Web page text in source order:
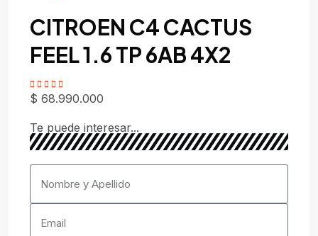
CITROEN C4 CACTUS
FEEL 1.6 TP 6AB 4X2
Valorado
con
de
5
$ 68.990.000
Te puede interesar...